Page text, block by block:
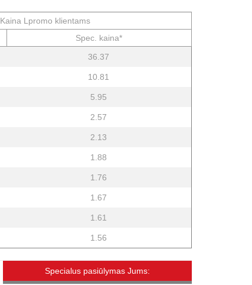
Kaina Lpromo klientams
Spec. kaina*
36.37
10.81
5.95
2.57
2.13
1.88
1.76
1.67
1.61
1.56
Specialus pasiūlymas Jums: